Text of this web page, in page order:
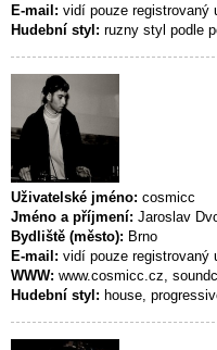
E-mail: vidí pouze registrovaný
Hudební styl: ruzny styl podle
Uživatelské jméno: cosmicc
Jméno a příjmení: Jaroslav
Bydliště (město): Brno
E-mail: vidí pouze registrovaný
WWW: www.cosmicc.cz,
Hudební styl: house,